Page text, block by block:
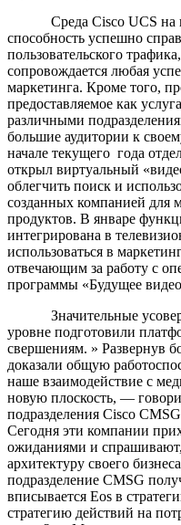
Среда Cisco UCS на
способность успешно
пользовательского
сопровождается любая
маркетинга. Кроме того,
предоставляемое как
различными
большие аудитории к
начале текущего года
открыл виртуальный
облегчить поиск и
созданных компанией для
продуктов. В январе
интегрирована в
использоваться в
отвечающим за работу с
программы «Будущее
Значительные
уровне подготовили
свершениям. » Развернув
доказали общую
наше взаимодействие с
новую плоскость, —
подразделения Cisco
Сегодня эти компании
ожиданиями и
архитектуру своего
подразделение CMSG
вписывается Eos в
стратегию действий на